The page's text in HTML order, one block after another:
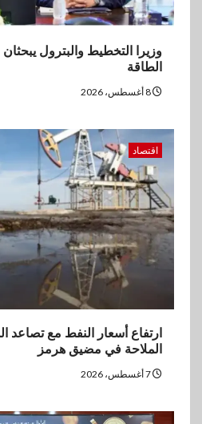
وزيرا التخطيط والبترول
الطاقة
اقتصاد
ارتفاع أسعار النفط مع
الملاحة في مضيق هرمز